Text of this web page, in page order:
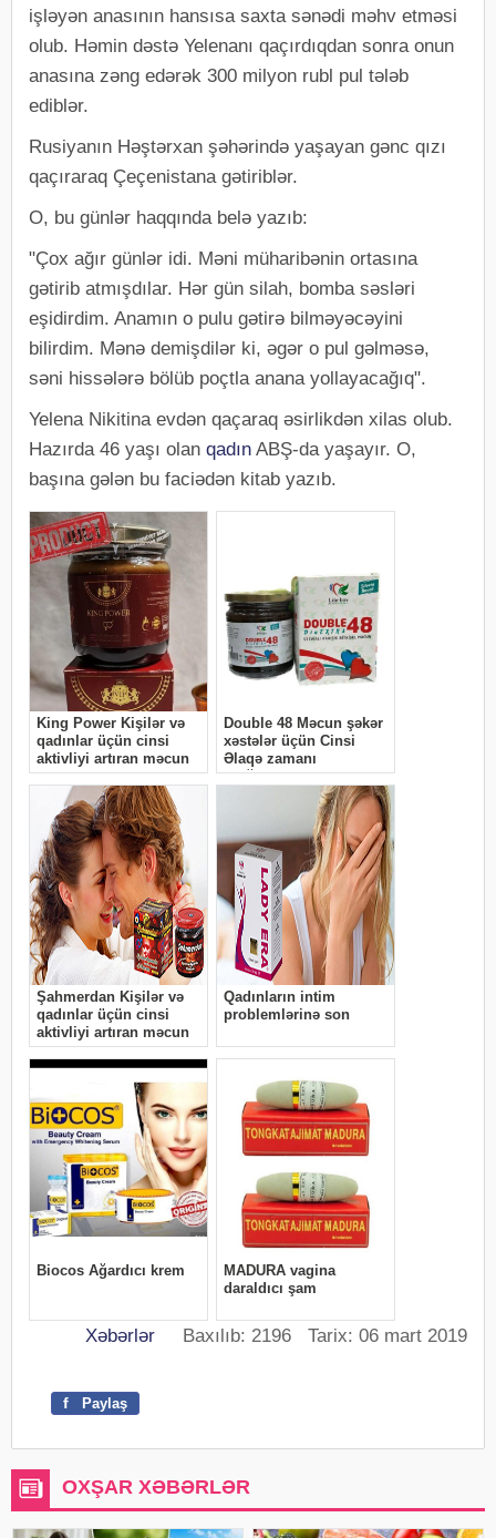
işləyən anasının hansısa saxta sənədi məhv etməsi
olub. Həmin dəstə Yelenanı qaçırdıqdan sonra onun
anasına zəng edərək 300 milyon rubl pul tələb
ediblər.
Rusiyanın Həştərxan şəhərində yaşayan gənc qızı
qaçıraraq Çeçenistana gətiriblər.
O, bu günlər haqqında belə yazıb:
"Çox ağır günlər idi. Məni müharibənin ortasına
gətirib atmışdılar. Hər gün silah, bomba səsləri
eşidirdim. Anamın o pulu gətirə bilməyəcəyini
bilirdim. Mənə demişdilər ki, əgər o pul gəlməsə,
səni hissələrə bölüb poçtla anana yollayacağıq".
Yelena Nikitina evdən qaçaraq əsirlikdən xilas olub.
Hazırda 46 yaşı olan qadın ABŞ-da yaşayır. O,
başına gələn bu faciədən kitab yazıb.
Xəbərlər Baxılıb: 2196 Tarix: 06 mart 2019
f Paylaş
OXŞAR XƏBƏRLƏR